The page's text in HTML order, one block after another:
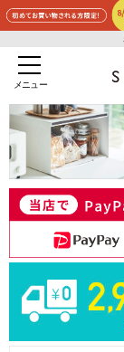
メニュー